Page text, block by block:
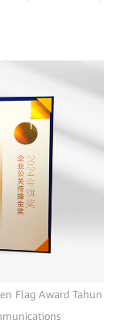
Flag Award Tahun